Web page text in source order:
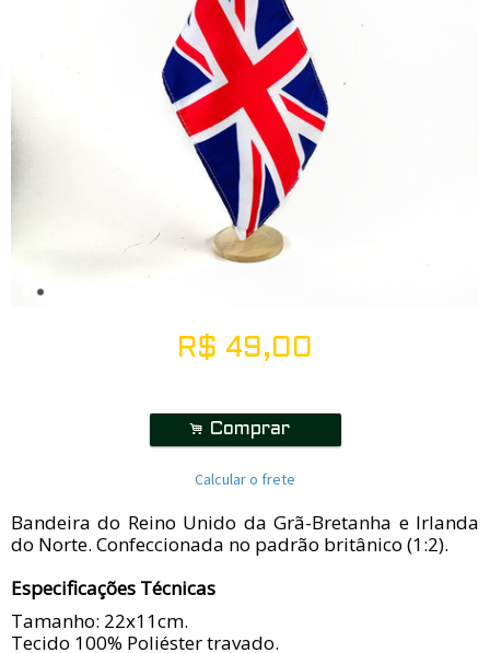
R$ 49,00
. Comprar
Calcular o frete
Bandeira do Reino Unido da Grã-Bretanha e Irlanda
do Norte. Confeccionada no padrão britânico (1:2).
Especificações Técnicas
Tamanho: 22x11cm.
Tecido 100% Poliéster travado.